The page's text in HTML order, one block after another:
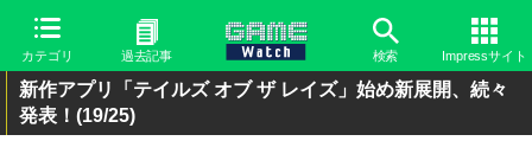
カテゴリ 過去記事 検索 Impressサイト
新作アプリ「テイルズ オブ ザ レイズ」始め新展開、続々
発表！ (19/25)